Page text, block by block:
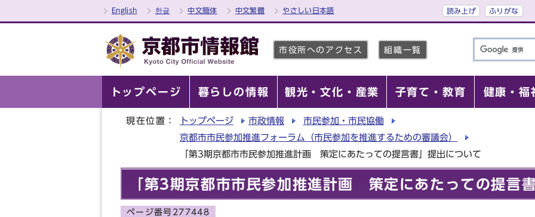
English 한글 中文簡体 中文繁體 やさしい日本語 読み上げ ふりがな
市役所へのアクセス 組織一覧
トップページ 暮らしの情報 観光・文化・産業 子育て・教育 健康・福
現在位置： トップページ 市政情報
市民参加・市民協働
京都市市民参加推進フォーラム（市民参加を推進するための審議会）
「第3期京都市市民参加推進計画 策定にあたっての提言書」提出について
「第3期京都市市民参加推進計画 策定にあたっての提言
ページ番号277448